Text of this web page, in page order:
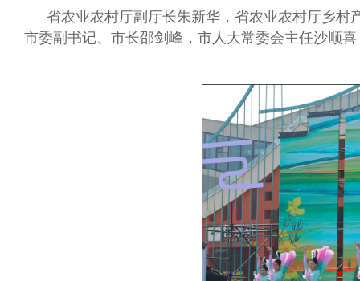
省农业农村厅副厅长朱新华，省农业农村厅乡
市委副书记、市长邵剑峰，市人大常委会主任沙顺